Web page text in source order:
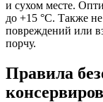
и сухом месте.
до +15 °C. Также
повреждений или
порчу.
Правила